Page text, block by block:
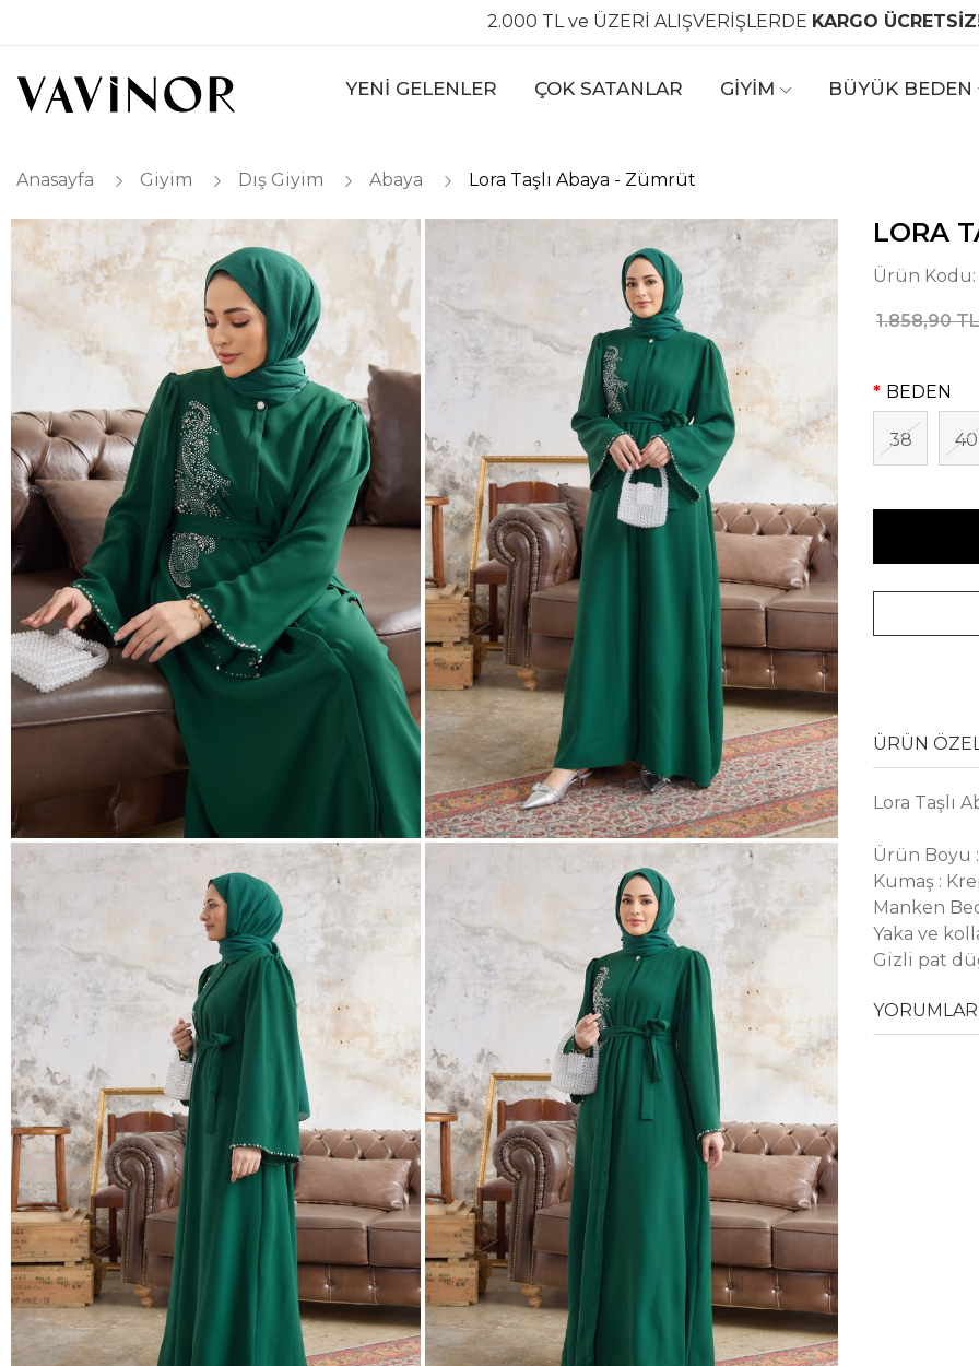
2.000 TL ve ÜZERİ ALIŞVERİŞLERDE KARGO
YENİ GELENLER ÇOK SATANLAR GİYİM BÜYÜK BEDEN
Anasayfa Giyim Dış Giyim Abaya Lora Taşlı Abaya - Zümrüt
LORA
Ürün Kodu:
1.858,90 TL
BEDEN
38 40
ÜRÜN
Lora Taşlı
Ürün Boyu :
Kumaş :
Manken
Yaka ve
Gizli pat